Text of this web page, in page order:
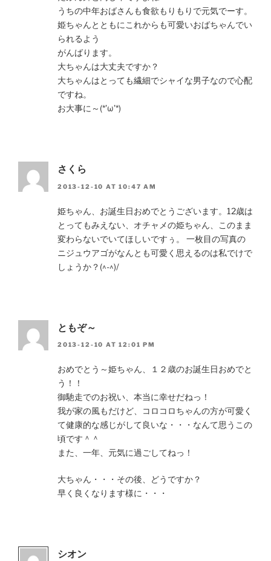
うちの中年おばさんも食欲もりもりで元気でーす。
姫ちゃんとともにこれからも可愛いおばちゃんでい
られるよう
がんばります。
大ちゃんは大丈夫ですか？
大ちゃんはとっても繊細でシャイな男子なので心配
ですね。
お大事に～(*’ω’*)
さくら
2013-12-10 AT 10:47 AM
姫ちゃん、お誕生日おめでとうございます。12歳は
とってもみえない、オチャメの姫ちゃん、このまま
変わらないでいてほしいですぅ。 一枚目の写真の
ニジュウアゴがなんとも可愛く思えるのは私でけで
しょうか？(^-^)/
ともぞ～
2013-12-10 AT 12:01 PM
おめでとう～姫ちゃん、１２歳のお誕生日おめでと
う！！
御馳走でのお祝い、本当に幸せだねっ！
我が家の風もだけど、コロコロちゃんの方が可愛く
て健康的な感じがして良いな・・・なんて思うこの
頃です＾＾
また、一年、元気に過ごしてねっ！
大ちゃん・・・その後、どうですか？
早く良くなります様に・・・
シオン